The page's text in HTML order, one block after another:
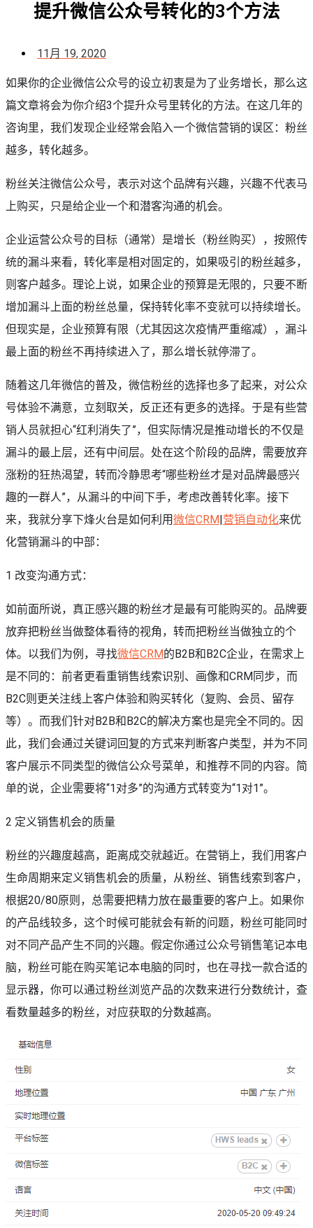
提升微信公众号转化的3个方法
11月 19, 2020
如果你的企业微信公众号的设立初衷是为了业务增长，那么这
篇文章将会为你介绍3个提升众号里转化的方法。在这几年的
咨询里，我们发现企业经常会陷入一个微信营销的误区：粉丝
越多，转化越多。
粉丝关注微信公众号，表示对这个品牌有兴趣，兴趣不代表马
上购买，只是给企业一个和潜客沟通的机会。
企业运营公众号的目标（通常）是增长（粉丝购买），按照传
统的漏斗来看，转化率是相对固定的，如果吸引的粉丝越多，
则客户越多。理论上说，如果企业的预算是无限的，只要不断
增加漏斗上面的粉丝总量，保持转化率不变就可以持续增长。
但现实是，企业预算有限（尤其因这次疫情严重缩减），漏斗
最上面的粉丝不再持续进入了，那么增长就停滞了。
随着这几年微信的普及，微信粉丝的选择也多了起来，对公众
号体验不满意，立刻取关，反正还有更多的选择。于是有些营
销人员就担心“红利消失了”，但实际情况是推动增长的不仅是
漏斗的最上层，还有中间层。处在这个阶段的品牌，需要放弃
涨粉的狂热渴望，转而冷静思考“哪些粉丝才是对品牌最感兴
趣的一群人”，从漏斗的中间下手，考虑改善转化率。接下
来，我就分享下烽火台是如何利用微信CRM 营销自动化来优
化营销漏斗的中部：
1 改变沟通方式：
如前面所说，真正感兴趣的粉丝才是最有可能购买的。品牌要
放弃把粉丝当做整体看待的视角，转而把粉丝当做独立的个
体。以我们为例，寻找微信CRM的B2B和B2C企业，在需求上
是不同的：前者更看重销售线索识别、画像和CRM同步，而
B2C则更关注线上客户体验和购买转化（复购、会员、留存
等）。而我们针对B2B和B2C的解决方案也是完全不同的。因
此，我们会通过关键词回复的方式来判断客户类型，并为不同
客户展示不同类型的微信公众号菜单，和推荐不同的内容。简
单的说，企业需要将“1对多”的沟通方式转变为“1对1”。
2 定义销售机会的质量
粉丝的兴趣度越高，距离成交就越近。在营销上，我们用客户
生命周期来定义销售机会的质量，从粉丝、销售线索到客户，
根据20/80原则，总需要把精力放在最重要的客户上。如果你
的产品线较多，这个时候可能就会有新的问题，粉丝可能同时
对不同产品产生不同的兴趣。假定你通过公众号销售笔记本电
脑，粉丝可能在购买笔记本电脑的同时，也在寻找一款合适的
显示器，你可以通过粉丝浏览产品的次数来进行分数统计，查
看数量越多的粉丝，对应获取的分数越高。